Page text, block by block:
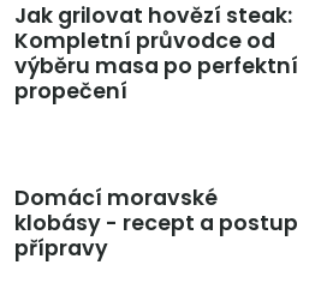
Jak grilovat hovězí steak:
Kompletní průvodce od
výběru masa po perfektní
propečení
Domácí moravské
klobásy - recept a postup
přípravy